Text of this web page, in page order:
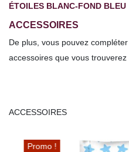
ÉTOILES BLANC-FOND BLEU
ACCESSOIRES
De plus, vous pouvez
accessoires que vous trouverez
ACCESSOIRES
Promo !